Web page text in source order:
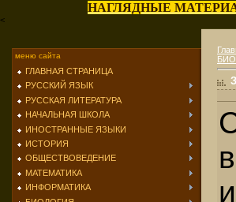
НАГЛЯДНЫЕ
<
меню сайта
ГЛАВНАЯ СТРАНИЦА
РУССКИЙ ЯЗЫК
РУССКАЯ ЛИТЕРАТУРА
НАЧАЛЬНАЯ ШКОЛА
ИНОСТРАННЫЕ ЯЗЫКИ
ИСТОРИЯ
ОБЩЕСТВОВЕДЕНИЕ
МАТЕМАТИКА
ИНФОРМАТИКА